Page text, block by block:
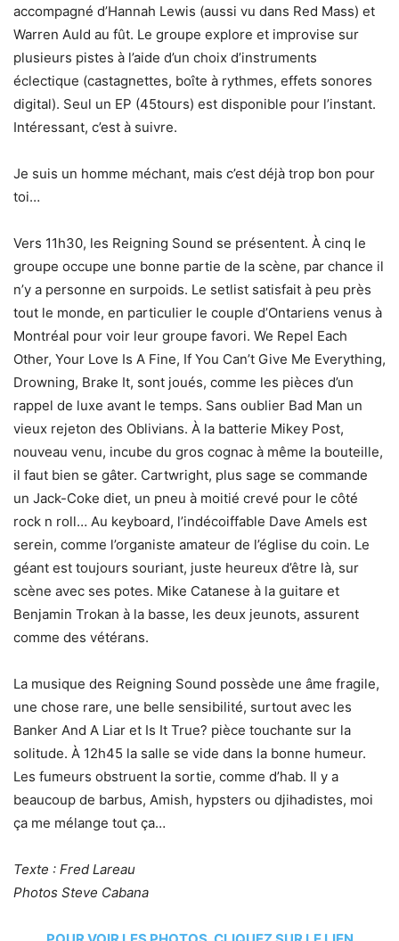
accompagné d’Hannah Lewis (aussi vu dans Red Mass) et
Warren Auld au fût. Le groupe explore et improvise sur
plusieurs pistes à l’aide d’un choix d’instruments
éclectique (castagnettes, boîte à rythmes, effets sonores
digital). Seul un EP (45tours) est disponible pour l’instant.
Intéressant, c’est à suivre.
Je suis un homme méchant, mais c’est déjà trop bon pour
toi…
Vers 11h30, les Reigning Sound se présentent. À cinq le
groupe occupe une bonne partie de la scène, par chance il
n’y a personne en surpoids. Le setlist satisfait à peu près
tout le monde, en particulier le couple d’Ontariens venus à
Montréal pour voir leur groupe favori. We Repel Each
Other, Your Love Is A Fine, If You Can’t Give Me Everything,
Drowning, Brake It, sont joués, comme les pièces d’un
rappel de luxe avant le temps. Sans oublier Bad Man un
vieux rejeton des Oblivians. À la batterie Mikey Post,
nouveau venu, incube du gros cognac à même la bouteille,
il faut bien se gâter. Cartwright, plus sage se commande
un Jack-Coke diet, un pneu à moitié crevé pour le côté
rock n roll… Au keyboard, l’indécoiffable Dave Amels est
serein, comme l’organiste amateur de l’église du coin. Le
géant est toujours souriant, juste heureux d’être là, sur
scène avec ses potes. Mike Catanese à la guitare et
Benjamin Trokan à la basse, les deux jeunots, assurent
comme des vétérans.
La musique des Reigning Sound possède une âme fragile,
une chose rare, une belle sensibilité, surtout avec les
Banker And A Liar et Is It True? pièce touchante sur la
solitude. À 12h45 la salle se vide dans la bonne humeur.
Les fumeurs obstruent la sortie, comme d’hab. Il y a
beaucoup de barbus, Amish, hypsters ou djihadistes, moi
ça me mélange tout ça…
Texte : Fred Lareau
Photos Steve Cabana